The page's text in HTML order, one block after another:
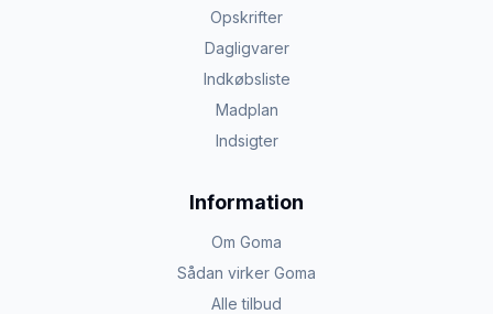
Opskrifter
Dagligvarer
Indkøbsliste
Madplan
Indsigter
Information
Om Goma
Sådan virker Goma
Alle tilbud